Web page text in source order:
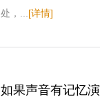
处，... [详情]
如果声音有记忆